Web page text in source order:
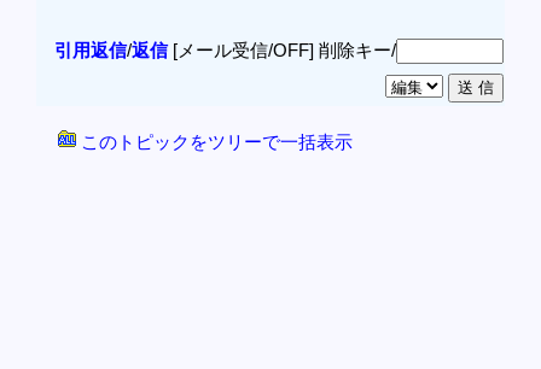
引用返信/返信[メール受信/OFF] 削除キー/
このトピックをツリーで一括表示